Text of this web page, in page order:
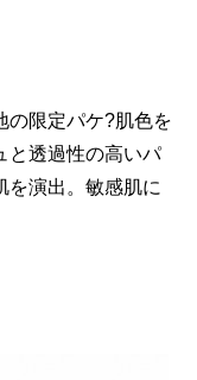
の限定パケ?肌色を
と透過性の高いパ
を演出。敏感肌に